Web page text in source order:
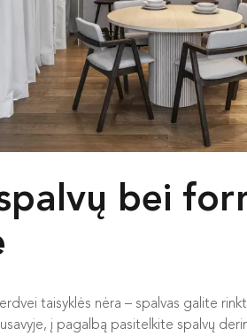
bei
taisyklės nėra – spalvas galite
į pagalbą pasitelkite spalvų